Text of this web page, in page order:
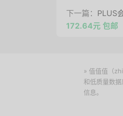
下一篇： PLUS
172.64元 包邮
» 值值值（
和低质量数
信息。